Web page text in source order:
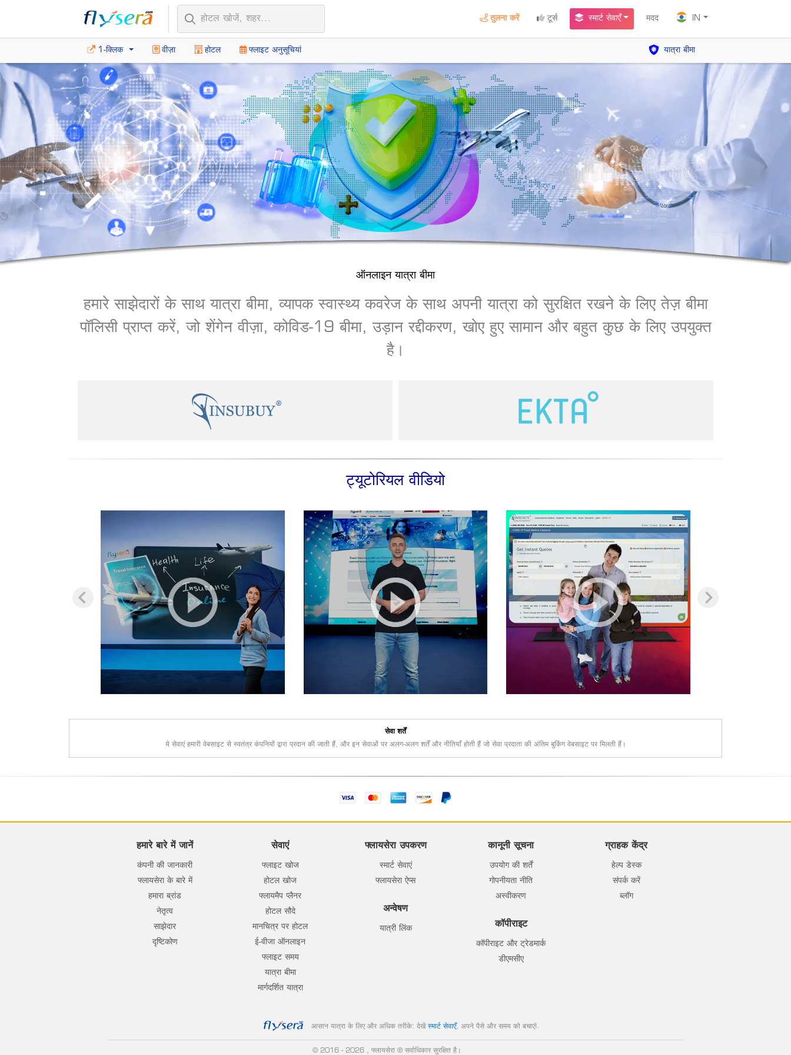
तुलना करें टूर्स स्मार्ट सेवाएँ मदद IN
1-क्लिक वीज़ा होटल फ्लाइट अनुसूचियां यात्रा बीमा
ऑनलाइन यात्रा बीमा
हमारे साझेदारों के साथ यात्रा बीमा, व्यापक स्वास्थ्य कवरेज के साथ अपनी यात्रा को सुरक्षित रखने के लिए तेज़ बीमा
पॉलिसी प्राप्त करें, जो शेंगेन वीज़ा, कोविड-19 बीमा, उड़ान रद्दीकरण, खोए हुए सामान और बहुत कुछ के लिए उपयुक्त
है।
ट्यूटोरियल वीडियो
सेवा शर्तें
ये सेवाएं हमारी वेबसाइट से स्वतंत्र कंपनियों द्वारा प्रदान की जाती हैं, और इन सेवाओं पर अलग-अलग शर्तें और नीतियाँ होती हैं जो सेवा प्रदाता की अंतिम बुकिंग वेबसाइट पर मिलती हैं।
हमारे बारे में जानें
कंपनी की जानकारी
फ्लायसेरा के बारे में
हमारा ब्रांड
नेतृत्व
साझेदार
दृष्टिकोण
सेवाएं
फ्लाइट खोज
होटल खोज
फ्लायमैप प्लैनर
होटल सौदे
मानचित्र पर होटल
ई-वीजा ऑनलाइन
फ्लाइट समय
यात्रा बीमा
मार्गदर्शित यात्रा
फ्लायसेरा उपकरण
स्मार्ट सेवाएं
फ्लायसेरा ऐप्स
अन्वेषण
यात्री लिंक
कानूनी सूचना
उपयोग की शर्तें
गोपनीयता नीति
अस्वीकरण
कॉपीराइट
कॉपीराइट और ट्रेडमार्क
डीएमसीए
ग्राहक केंद्र
हेल्प डेस्क
संपर्क करें
ब्लॉग
आसान यात्रा के लिए और अधिक तरीके: देखें स्मार्ट सेवाएँ, अपने पैसे और समय को बचाएं!.
© 2016 - 2026 , फ्लायसेरा ® सर्वाधिकार सुरक्षित है।